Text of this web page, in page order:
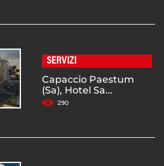
SERVIZI
Capaccio Paestum
(Sa), Hotel Sa...
290